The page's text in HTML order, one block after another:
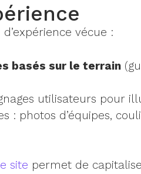
vécue :
basés sur le terrain
utilisateurs pour
: photos d’équipes,
site permet de